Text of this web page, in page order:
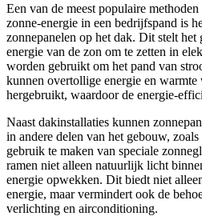
Een van de meest populaire
zonne-energie in een bedrijfspand is
zonnepanelen op het dak. Dit stelt het
energie van de zon om te zetten in
worden gebruikt om het pand van
kunnen overtollige energie en warmte
hergebruikt, waardoor de energie-
Naast dakinstallaties kunnen
in andere delen van het gebouw,
gebruik te maken van speciale
ramen niet alleen natuurlijk licht
energie opwekken. Dit biedt niet
energie, maar vermindert ook de
verlichting en airconditioning.